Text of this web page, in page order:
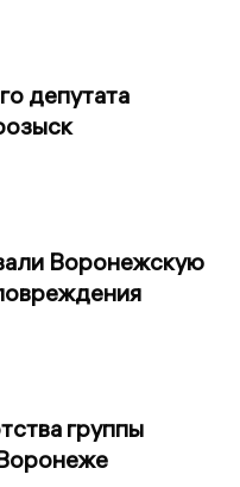
депутата
Воронежскую
группы